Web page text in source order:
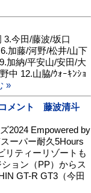
3.今田/藤波/坂口
加藤/河野/松井/山下
加納/平安山/安田/大
中 12.山脇/ｳｫｰｷﾝｼｮ
»
メント 藤波清斗
2024 Empowered by
ーパー耐久5Hours
リティーリゾートも
ョン（PP）からス
GT-R GT3（今田